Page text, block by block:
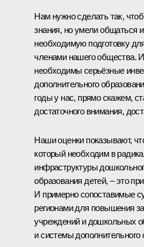
Нам нужно сделать так,
знания, но умели общаться
необходимую подготовку
членами нашего общества.
необходимы серьёзные
дополнительного
годы у нас, прямо скажем,
достаточного внимания,
Наши оценки показывают,
который необходим в
инфраструктуры
образования детей, – это
И примерно сопоставимые
регионами для повышения
учреждений и дошкольных
и системы дополнительного